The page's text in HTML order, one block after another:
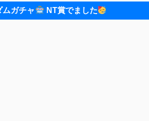
ムガチャ NT賞でました